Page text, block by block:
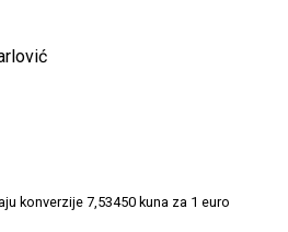
konverzije 7,53450 kuna za 1 euro